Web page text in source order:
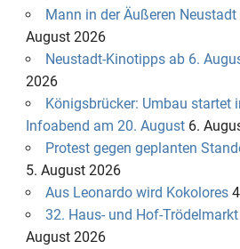
Mann in der Äußeren
August 2026
Neustadt-Kinotipps ab 6.
2026
Königsbrücker: Umbau startet
Infoabend am 20. August 6.
Protest gegen geplanten
5. August 2026
Aus Leonardo wird Kokolores
32. Haus- und Hof-
August 2026